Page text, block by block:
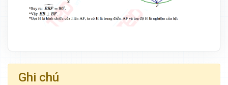
Ghi chú